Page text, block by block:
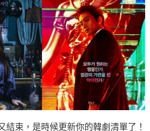
結束，是時候更新你的韓劇清單了！